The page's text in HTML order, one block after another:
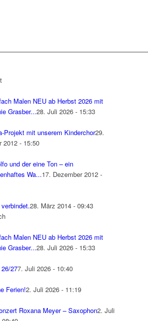
Malen NEU ab Herbst 2026 mit
Grasber...28. Juli 2026 - 15:33
Projekt mit unserem Kinderchor29.
2012 - 15:50
und der eine Ton – ein
Wa...17. Dezember 2012 -
28. März 2014 - 09:43
Malen NEU ab Herbst 2026 mit
Grasber...28. Juli 2026 - 15:33
277. Juli 2026 - 10:40
Ferien!2. Juli 2026 - 11:19
Roxana Meyer – Saxophon2. Juli